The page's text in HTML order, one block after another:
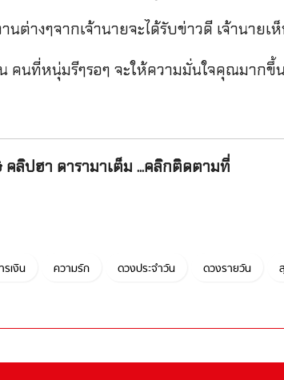
นต่างๆจากเจ้านายจะได้รับข่าวดี เจ้านาย
คนที่หนุ่มรีๆรอๆ จะให้ความมั่นใจคุณมาก
ลิปฮา ดารามาเต็ม ...คลิกติดตามที่
รเงิน ความรัก ดวงประจำวัน ดวงรายวัน